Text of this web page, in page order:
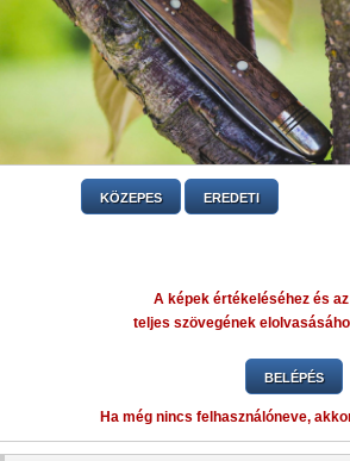
KÖZEPES EREDETI
A képek értékeléséhez és
teljes szövegének
BELÉPÉS
Ha még nincs felhasználóneve,